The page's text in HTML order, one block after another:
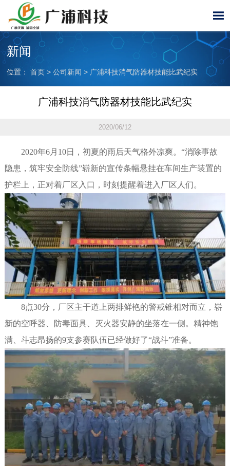

新闻
位置：首页 >公司新闻 > 广浦科技消气防器材技能比武纪实
广浦科技消气防器材技能比武纪实
2020/06/12
2020年6月10日，初夏的雨后天气格外凉爽。“消除事故
隐患，筑牢安全防线”崭新的宣传条幅悬挂在车间生产装置的
护栏上，正对着厂区入口，时刻提醒着进入厂区人们。
8点30分，厂区主干道上两排鲜艳的警戒锥相对而立，崭
新的空呼器、防毒面具、灭火器安静的坐落在一侧。精神饱
满、斗志昂扬的9支参赛队伍已经做好了“战斗”准备。